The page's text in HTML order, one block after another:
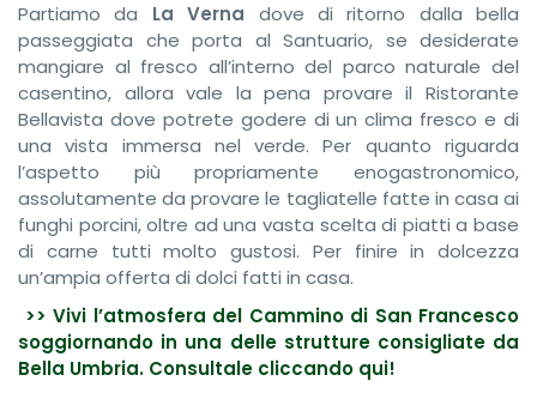
Partiamo da La Verna dove di ritorno dalla bella
passeggiata che porta al Santuario, se desiderate
mangiare al fresco all’interno del parco naturale del
casentino, allora vale la pena provare il Ristorante
Bellavista dove potrete godere di un clima fresco e di
una vista immersa nel verde. Per quanto riguarda
l’aspetto più propriamente enogastronomico,
assolutamente da provare le tagliatelle fatte in casa ai
funghi porcini, oltre ad una vasta scelta di piatti a base
di carne tutti molto gustosi. Per finire in dolcezza
un’ampia offerta di dolci fatti in casa.
>> Vivi l’atmosfera del Cammino di San Francesco
soggiornando in una delle strutture consigliate da
Bella Umbria. Consultale cliccando qui!